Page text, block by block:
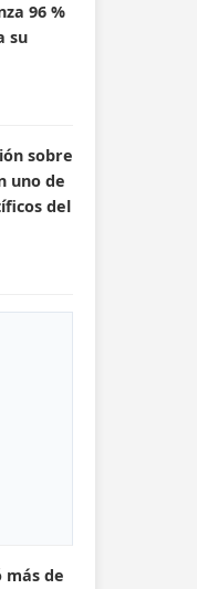
96 %
su
sobre
uno de
del
de